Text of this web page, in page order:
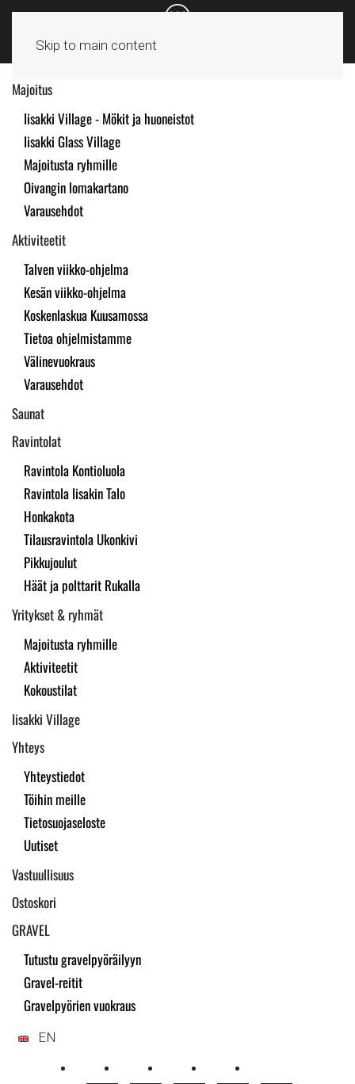
Skip to main content
Majoitus
Iisakki Village - Mökit ja huoneistot
Iisakki Glass Village
Majoitusta ryhmille
Oivangin lomakartano
Varausehdot
Aktiviteetit
Talven viikko-ohjelma
Kesän viikko-ohjelma
Koskenlaskua Kuusamossa
Tietoa ohjelmistamme
Välinevuokraus
Varausehdot
Saunat
Ravintolat
Ravintola Kontioluola
Ravintola Iisakin Talo
Honkakota
Tilausravintola Ukonkivi
Pikkujoulut
Häät ja polttarit Rukalla
Yritykset & ryhmät
Majoitusta ryhmille
Aktiviteetit
Kokoustilat
Iisakki Village
Yhteys
Yhteystiedot
Töihin meille
Tietosuojaseloste
Uutiset
Vastuullisuus
Ostoskori
GRAVEL
Tutustu gravelpyöräilyyn
Gravel-reitit
Gravelpyörien vuokraus
EN